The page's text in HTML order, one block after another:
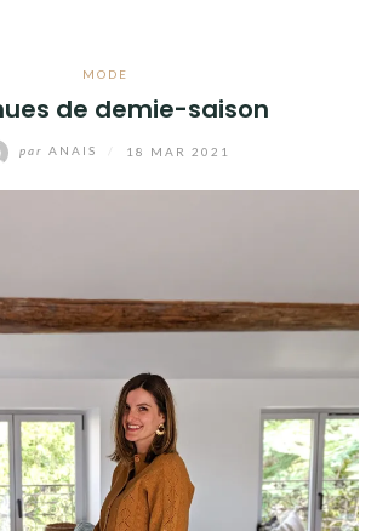
MODE
de demie-saison
par ANAIS 18 MAR 2021